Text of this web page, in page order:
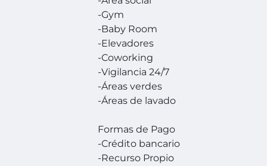
-Gym
-Baby Room
-Elevadores
-Coworking
-Vigilancia 24/7
-Áreas verdes
-Áreas de lavado
Formas de Pago
-Crédito bancario
-Recurso Propio